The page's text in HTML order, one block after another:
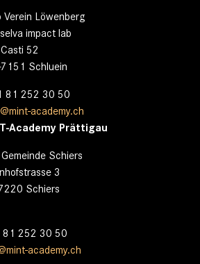
Löwenberg
impact lab
52
Schluein
81 252 30 50
academy.ch
Academy Prättigau
Schiers
3
Schiers
81 252 30 50
academy.ch